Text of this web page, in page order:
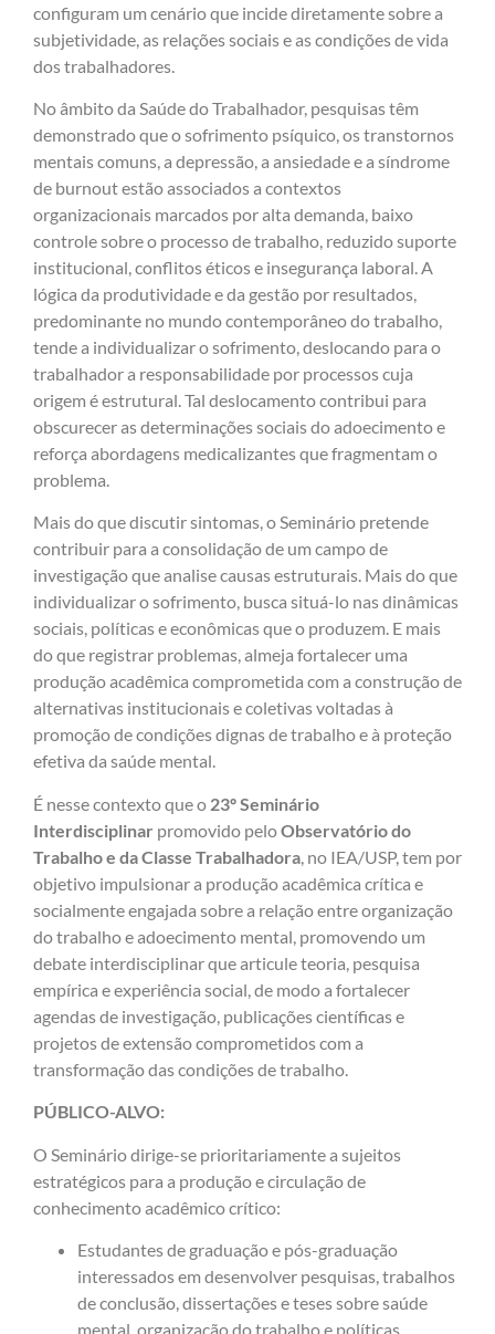
configuram um cenário que incide diretamente sobre a
subjetividade, as relações sociais e as condições de vida
dos trabalhadores.
No âmbito da Saúde do Trabalhador, pesquisas têm
demonstrado que o sofrimento psíquico, os transtornos
mentais comuns, a depressão, a ansiedade e a síndrome
de burnout estão associados a contextos
organizacionais marcados por alta demanda, baixo
controle sobre o processo de trabalho, reduzido suporte
institucional, conflitos éticos e insegurança laboral. A
lógica da produtividade e da gestão por resultados,
predominante no mundo contemporâneo do trabalho,
tende a individualizar o sofrimento, deslocando para o
trabalhador a responsabilidade por processos cuja
origem é estrutural. Tal deslocamento contribui para
obscurecer as determinações sociais do adoecimento e
reforça abordagens medicalizantes que fragmentam o
problema.
Mais do que discutir sintomas, o Seminário pretende
contribuir para a consolidação de um campo de
investigação que analise causas estruturais. Mais do que
individualizar o sofrimento, busca situá-lo nas dinâmicas
sociais, políticas e econômicas que o produzem. E mais
do que registrar problemas, almeja fortalecer uma
produção acadêmica comprometida com a construção de
alternativas institucionais e coletivas voltadas à
promoção de condições dignas de trabalho e à proteção
efetiva da saúde mental.
É nesse contexto que o 23º Seminário
Interdisciplinar promovido peloObservatório do
Trabalho e da Classe Trabalhadora , no IEA/USP, tem por
objetivo impulsionar a produção acadêmica crítica e
socialmente engajada sobre a relação entre organização
do trabalho e adoecimento mental, promovendo um
debate interdisciplinar que articule teoria, pesquisa
empírica e experiência social, de modo a fortalecer
agendas de investigação, publicações científicas e
projetos de extensão comprometidos com a
transformação das condições de trabalho.
PÚBLICO-ALVO:
O Seminário dirige-se prioritariamente a sujeitos
estratégicos para a produção e circulação de
conhecimento acadêmico crítico:
Estudantes de graduação e pós-graduação
interessados em desenvolver pesquisas, trabalhos
de conclusão, dissertações e teses sobre saúde
mental, organização do trabalho e políticas